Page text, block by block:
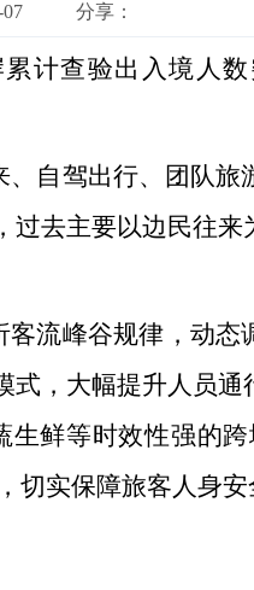
07 分享：
计查验出入境人
自驾出行、团队旅
去主要以边民往
流峰谷规律，动态
，大幅提升人员
鲜等时效性强的
实保障旅客人身安